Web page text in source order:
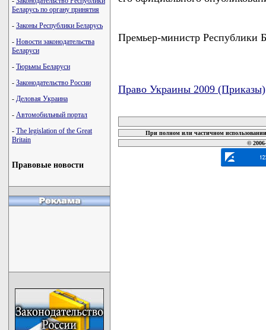
Беларусь по органу принятия
- Законы Республики Беларусь
- Новости законодательства
Беларуси
- Тюрьмы Беларуси
- Законодательство России
- Деловая Украина
- Автомобильный портал
- The legislation of the Great
Britain
Правовые новости
Премьер-министр
Право Украины 2009 (Приказы)
При полном или частичном
©